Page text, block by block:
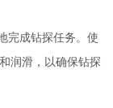
完成钻探任务。使
润滑，以确保钻探